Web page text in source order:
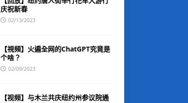
庆祝新春
02/13/2023
【視頻】火遍全网的ChatGPT究竟是
个啥？
02/09/2023
【视频】与木兰共庆纽约州参议院通